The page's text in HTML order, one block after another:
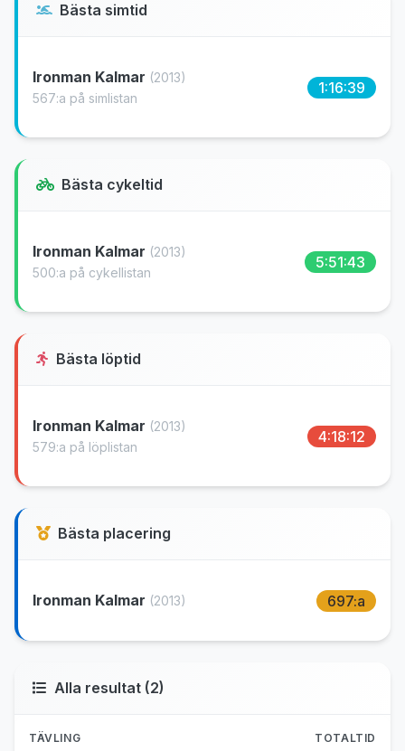
Bästa simtid
Ironman Kalmar (2013)
567:a på simlistan
1:16:39
Bästa cykeltid
Ironman Kalmar (2013)
500:a på cykellistan
5:51:43
Bästa löptid
Ironman Kalmar (2013)
579:a på löplistan
4:18:12
Bästa placering
Ironman Kalmar (2013) 697:a
Alla resultat (2)
TÄVLING TOTALTID